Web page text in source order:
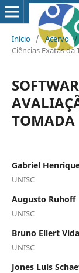
Início / Acervo /
Ciências Exatas da
TOMADA
Gabriel
UNISC
Augusto Ruhoff
UNISC
Bruno Ellert
UNISC
Jones Luis